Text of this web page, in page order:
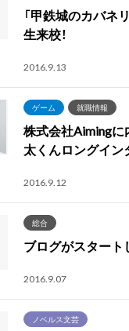
「甲鉄城のカバネ
生来校！
2016.9.13
ゲーム 就職情報
株式会社Aiming
太くんロングイン
2016.9.12
総合
ブログがスタート
2016.9.07
ノベルス文芸